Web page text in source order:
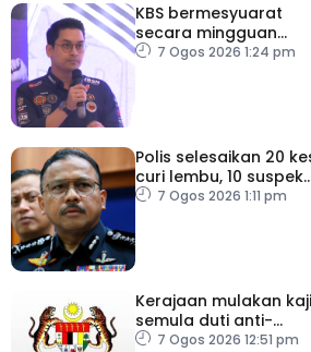
KBS bermesyuarat
secara mingguan
pastikan persiapan F1
7 Ogos 2026 1:24 pm
Polis selesaikan 20
curi lembu, 10 suspek
diberkas
7 Ogos 2026 1:11 pm
Kerajaan mulakan
semula duti anti-
lambakan import
7 Ogos 2026 12:51 pm